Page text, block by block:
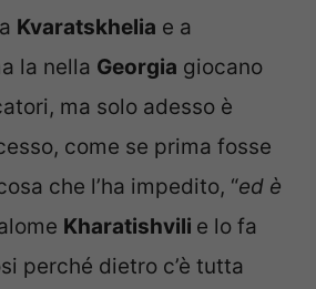
Kvaratskhelia e a
la nella Georgia giocano
ma solo adesso è
come se prima fosse
che l’ha impedito, “ed è
Kharatishvili e lo fa
perché dietro c’è tutta